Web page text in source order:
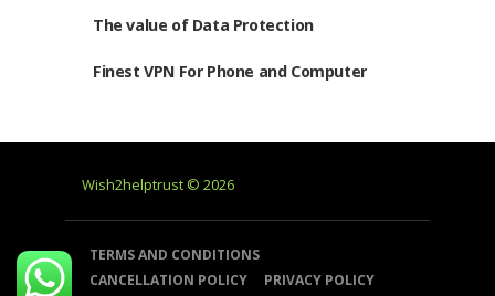
The value of Data Protection
Finest VPN For Phone and Computer
Wish2helptrust © 2026
TERMS AND CONDITIONS
CANCELLATION POLICY
PRIVACY POLICY